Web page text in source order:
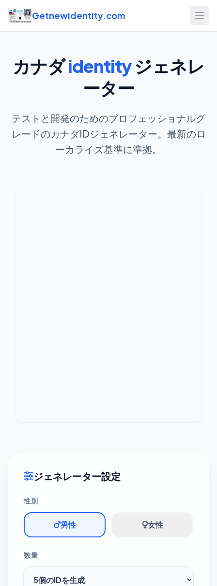
Getnewidentity.com
カナダidentityジェネレ
ーター
テストと開発のためのプロフェッショナルグ
レードのカナダIDジェネレーター。最新のロ
ーカライズ基準に準拠。
ジェネレーター設定
性別
男性 女性
数量